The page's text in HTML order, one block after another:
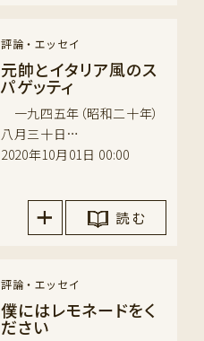
評論・エッセイ
元帥とイタリア風のス
パゲッティ
一九四五年（昭和二十年）
八月三十日…
2020年10月01日 00:00
読 む
評論・エッセイ
僕にはレモネードをく
ださい